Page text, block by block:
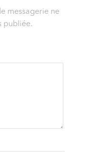
messagerie ne
publiée.